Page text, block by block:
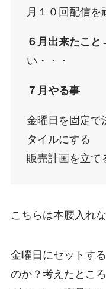
月１０回配信を
６月出来たこ
い・・・
７月やる事
金曜日を固定で
タイルにする
販売計画を立て
こちらは本腰入れ
金曜日にセットす
のか？考えたところ